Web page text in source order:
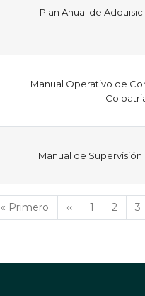
Plan Anual de
Manual Operativo de
Manual de
Primera
página
« Primero
Página
anterior
‹‹ Página
1 Página
2 3